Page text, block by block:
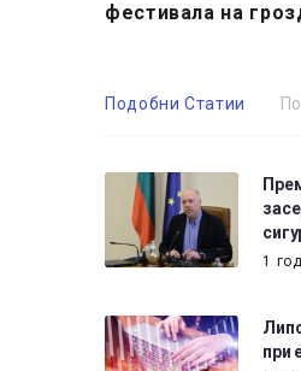
фестивала на
Подобни Статии
1
при